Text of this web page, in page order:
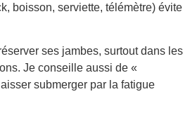
boisson, serviette, télémètre) évite
ses jambes, surtout dans les
Je conseille aussi de «
submerger par la fatigue